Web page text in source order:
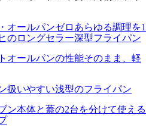
オールパンゼロ あらゆる調理を1
のロングセラー深型フライパン
オールパンの性能そのまま、軽
扱いやすい浅型のフライパン
ン本体と蓋の2台を分けて使える